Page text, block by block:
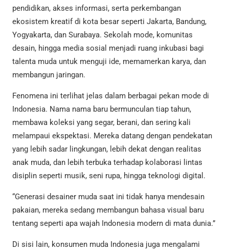
pendidikan, akses informasi, serta perkembangan
ekosistem kreatif di kota besar seperti Jakarta, Bandung,
Yogyakarta, dan Surabaya. Sekolah mode, komunitas
desain, hingga media sosial menjadi ruang inkubasi bagi
talenta muda untuk menguji ide, memamerkan karya, dan
membangun jaringan.
Fenomena ini terlihat jelas dalam berbagai pekan mode di
Indonesia. Nama nama baru bermunculan tiap tahun,
membawa koleksi yang segar, berani, dan sering kali
melampaui ekspektasi. Mereka datang dengan pendekatan
yang lebih sadar lingkungan, lebih dekat dengan realitas
anak muda, dan lebih terbuka terhadap kolaborasi lintas
disiplin seperti musik, seni rupa, hingga teknologi digital.
“Generasi desainer muda saat ini tidak hanya mendesain
pakaian, mereka sedang membangun bahasa visual baru
tentang seperti apa wajah Indonesia modern di mata dunia.”
Di sisi lain, konsumen muda Indonesia juga mengalami